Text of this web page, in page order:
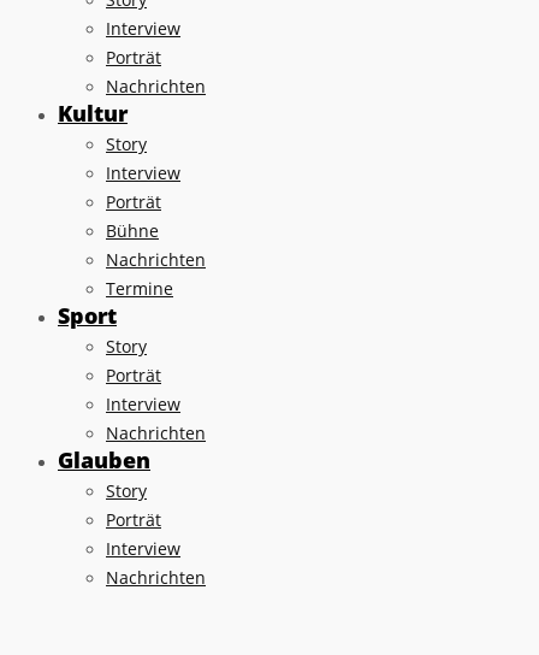
Interview
Porträt
Nachrichten
Kultur
Story
Interview
Porträt
Bühne
Nachrichten
Termine
Sport
Story
Porträt
Interview
Nachrichten
Glauben
Story
Porträt
Interview
Nachrichten